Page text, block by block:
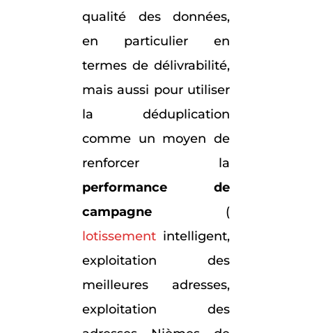
qualité des données,
en particulier en
termes de délivrabilité,
mais aussi pour utiliser
la déduplication
comme un moyen de
renforcer la
performance de
campagne (
lotissement intelligent,
exploitation des
meilleures adresses,
exploitation des